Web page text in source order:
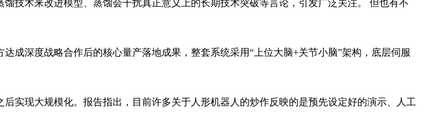
技术来改进模型、蒸馏会干扰真正意义上的长期技术突破等言论，引发广泛关注。 但也有不
成深度战略合作后的核心量产落地成果，整套系统采用“上位大脑+关节小脑”架构，底层伺服
实现大规模化。报告指出，目前许多关于人形机器人的炒作反映的是预先设定好的演示、人工